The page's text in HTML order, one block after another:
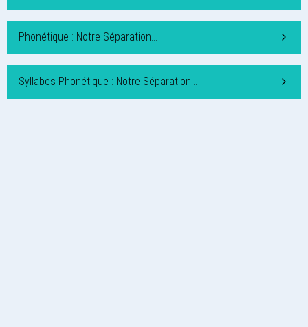
Phonétique : Notre Séparation…
Syllabes Phonétique : Notre Séparation…